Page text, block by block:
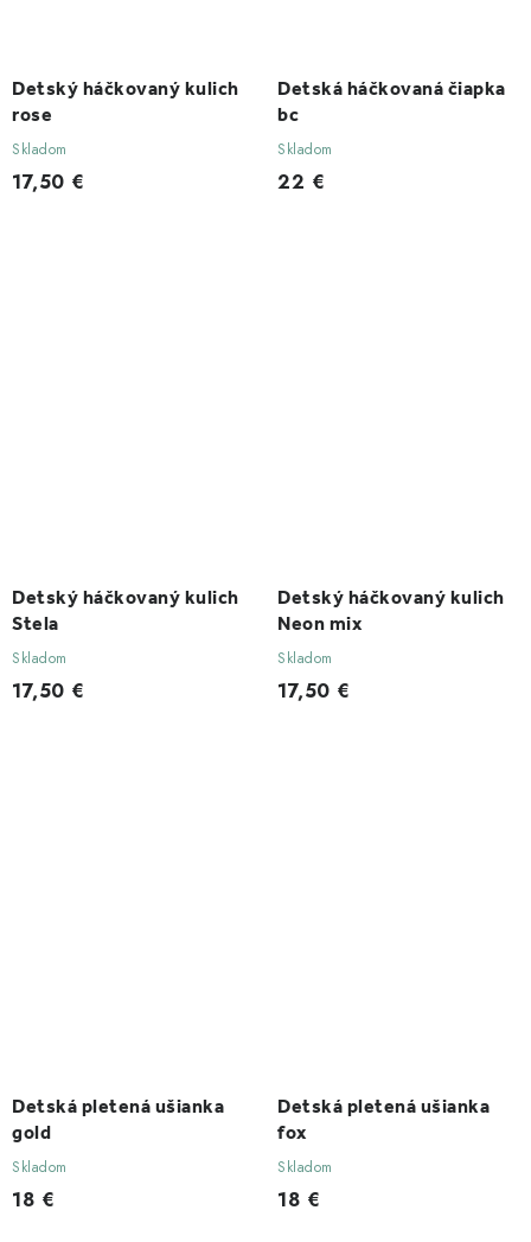
Detský háčkovaný kulich
rose
Skladom
17,50 €
Detská háčkovaná čiapka
bc
Skladom
22 €
Detský háčkovaný kulich
Stela
Skladom
17,50 €
Detský háčkovaný kulich
Neon mix
Skladom
17,50 €
Detská pletená ušianka
gold
Skladom
18 €
Detská pletená ušianka
fox
Skladom
18 €